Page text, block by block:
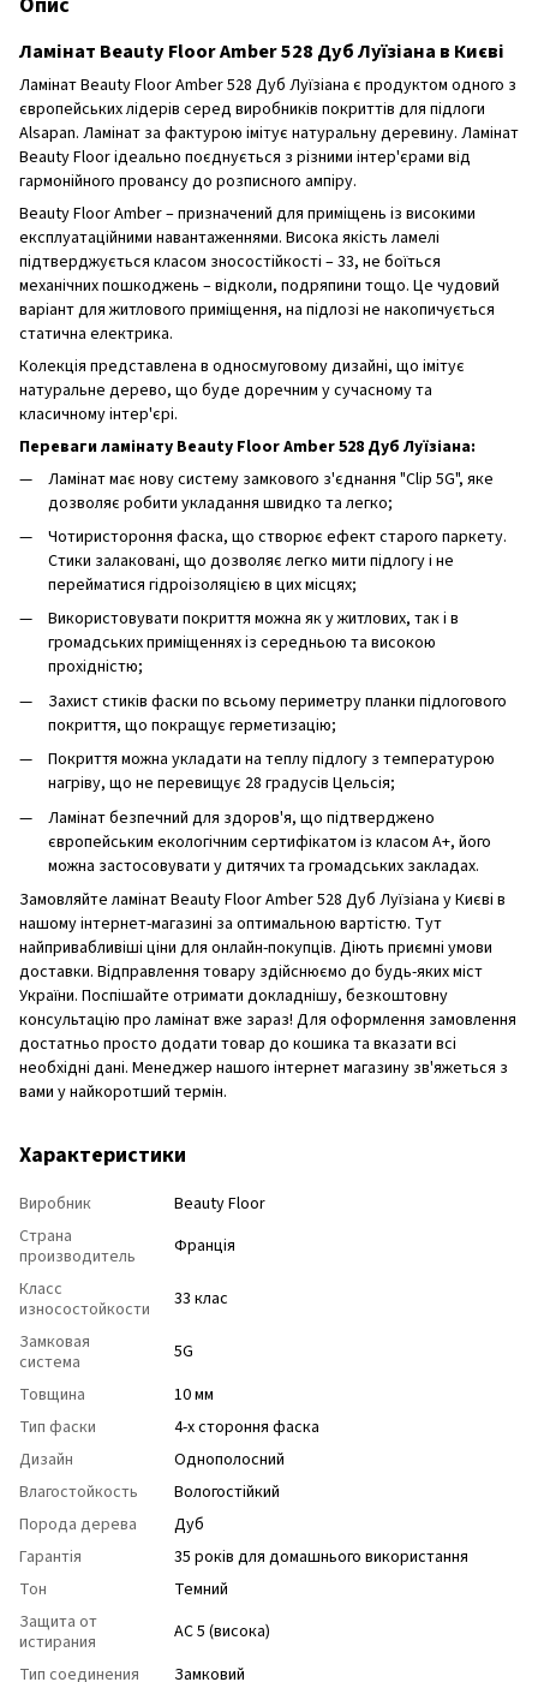
Ламінат Beauty Floor Amber 528 Дуб Луїзіана в Києві
Ламінат Beauty Floor Amber 528 Дуб Луїзіана є продуктом одного з
європейських лідерів серед виробників покриттів для підлоги
Alsapan. Ламінат за фактурою імітує натуральну деревину. Ламінат
Beauty Floor ідеально поєднується з різними інтер'єрами від
гармонійного провансу до розписного ампіру.
Beauty Floor Amber – призначений для приміщень із високими
експлуатаційними навантаженнями. Висока якість ламелі
підтверджується класом зносостійкості – 33, не боїться
механічних пошкоджень – відколи, подряпини тощо. Це чудовий
варіант для житлового приміщення, на підлозі не накопичується
статична електрика.
Колекція представлена ​​в односмуговому дизайні, що імітує
натуральне дерево, що буде доречним у сучасному та
класичному інтер'єрі.
Переваги ламінату Beauty Floor Amber 528 Дуб Луїзіана:
Ламінат має нову систему замкового з'єднання "Clip 5G", яке
дозволяє робити укладання швидко та легко;
Чотиристороння фаска, що створює ефект старого паркету.
Стики залаковані, що дозволяє легко мити підлогу і не
перейматися гідроізоляцією в цих місцях;
Використовувати покриття можна як у житлових, так і в
громадських приміщеннях із середньою та високою
прохідністю;
Захист стиків фаски по всьому периметру планки підлогового
покриття, що покращує герметизацію;
Покриття можна укладати на теплу підлогу з температурою
нагріву, що не перевищує 28 градусів Цельсія;
Ламінат безпечний для здоров'я, що підтверджено
європейським екологічним сертифікатом із класом А+, його
можна застосовувати у дитячих та громадських закладах.
Замовляйте ламінат Beauty Floor Amber 528 Дуб Луїзіана у Києві в
нашому інтернет-магазині за оптимальною вартістю. Тут
найпривабливіші ціни для онлайн-покупців. Діють приємні умови
доставки. Відправлення товару здійснюємо до будь-яких міст
України. Поспішайте отримати докладнішу, безкоштовну
консультацію про ламінат вже зараз! Для оформлення замовлення
достатньо просто додати товар до кошика та вказати всі
необхідні дані. Менеджер нашого інтернет магазину зв'яжеться з
вами у найкоротший термін.
Характеристики
Виробник
Beauty Floor
Страна
производитель
Франція
Класс
износостойкости
33 клас
Замковая
система
5G
Товщина
10 мм
Тип фаски
4-х стороння фаска
Дизайн
Однополосний
Влагостойкость
Вологостійкий
Порода дерева
Дуб
Гарантія
35 років для домашнього використання
Тон
Темний
Защита от
истирания
АС 5 (висока)
Тип соединения
Замковий